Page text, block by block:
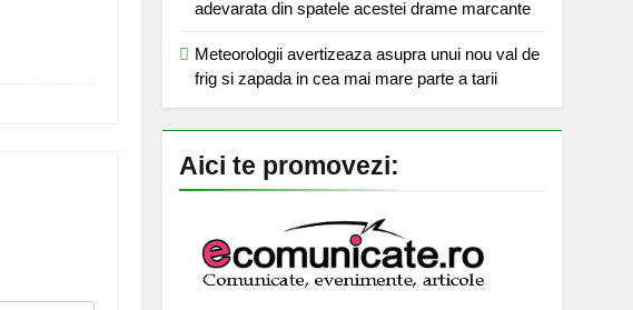
adevarata din spatele acestei drame marcante
Meteorologii avertizeaza asupra unui nou val de
frig si zapada in cea mai mare parte a tarii
Aici te promovezi: